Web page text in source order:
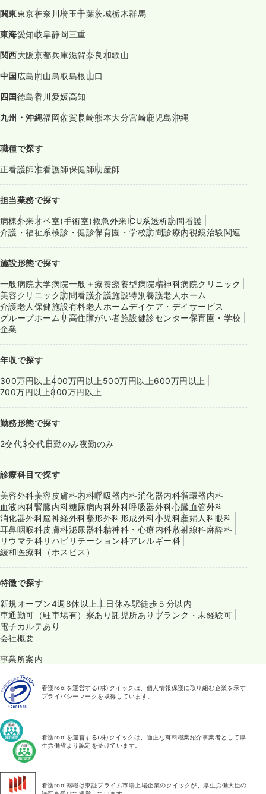
関東東京神奈川埼玉千葉茨城栃木群馬
東海愛知岐阜静岡三重
関西大阪京都兵庫滋賀奈良和歌山
中国広島岡山鳥取島根山口
四国徳島香川愛媛高知
九州・沖縄福岡佐賀長崎熊本大分宮崎鹿児島沖縄
職種で探す
正看護師准看護師保健師助産師
担当業務で探す
病棟外来オペ室(手術室)救急外来ICU系透析訪問看護
介護・福祉系検診・健診保育園・学校訪問診療内視鏡治験関連
施設形態で探す
一般病院大学病院一般＋療養療養型病院精神科病院クリニック
美容クリニック訪問看護介護施設特別養護老人ホーム
介護老人保健施設有料老人ホームデイケア・デイサービス
グループホームサ高住障がい者施設健診センター保育園・学校
企業
年収で探す
300万円以上400万円以上 500万円以上600万円以上
700万円以上800万円以上
勤務形態で探す
2交代3交代日勤のみ夜勤のみ
診療科目で探す
美容外科美容皮膚科内科呼吸器内科消化器内科循環器内科
血液内科腎臓内科糖尿病内科外科呼吸器外科心臓血管外科
消化器外科脳神経外科整形外科形成外科小児科産婦人科眼科
耳鼻咽喉科皮膚科泌尿器科精神科・心療内科放射線科麻酔科
リウマチ科リハビリテーション科アレルギー科
緩和医療科（ホスピス）
特徴で探す
新規オープン4週8休以上 土日休み駅徒歩５分以内
車通勤可（駐車場有） 寮あり託児所あり ブランク・未経験可
電子カルテあり
会社概要
事業所案内
看護roo!を運営する(株)クイックは、個人情報保護に取り組む企業を示す
プライバシーマークを取得しています。
看護roo!を運営する(株)クイックは、適正な有料職業紹介事業者として厚
生労働省より認定を受けています。
看護roo!転職は東証プライム市場上場企業のクイックが、厚生労働大臣の